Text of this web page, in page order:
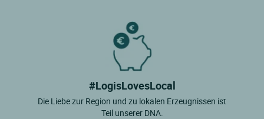
#LogisLovesLocal
Die Liebe zur Region und zu lokalen Erzeugnissen ist
Teil unserer DNA.